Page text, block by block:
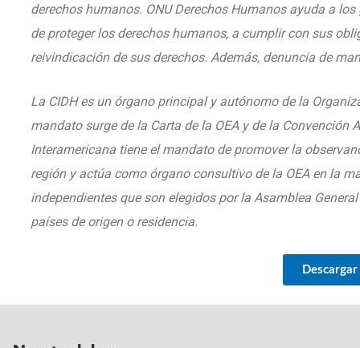
derechos humanos. ONU Derechos Humanos ayuda a
de proteger los derechos humanos, a cumplir con sus
reivindicación de sus derechos. Además, denuncia de
La CIDH es un órgano principal y autónomo de la
mandato surge de la Carta de la OEA y de la
Interamericana tiene el mandato de promover la
región y actúa como órgano consultivo de la OEA en la
independientes que son elegidos por la Asamblea
países de origen o residencia.